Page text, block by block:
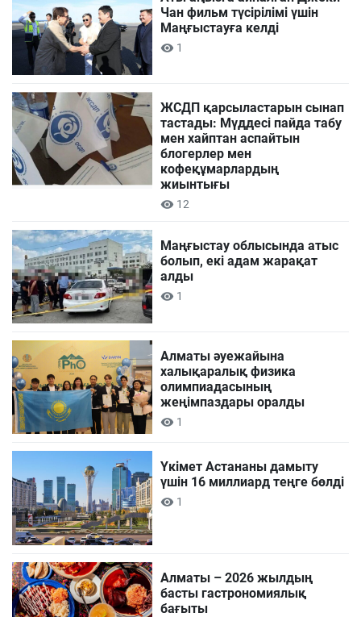
Чан фильм түсірілімі үшін
Маңғыстауға келді
1
ЖСДП қарсыластарын сынап
тастады: Мүддесі пайда табу
мен хайптан аспайтын
блогерлер мен
кофеқұмарлардың
жиынтығы
12
Маңғыстау облысында атыс
болып, екі адам жарақат
алды
1
Алматы әуежайына
халықаралық физика
олимпиадасының
жеңімпаздары оралды
1
Үкімет Астананы дамыту
үшін 16 миллиард теңге бөлді
1
Алматы – 2026 жылдың
басты гастрономиялық
бағыты